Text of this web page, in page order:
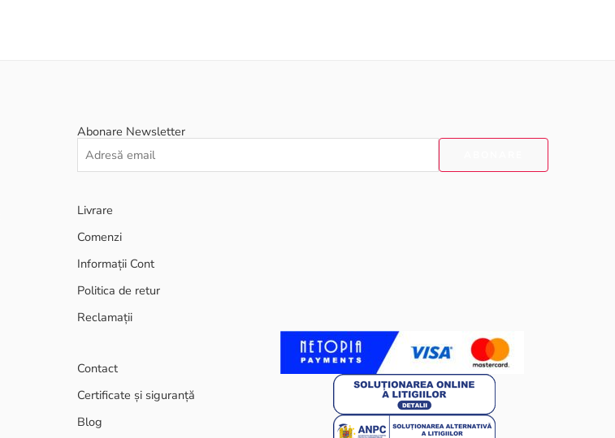
Abonare Newsletter
Livrare
Comenzi
Informații Cont
Politica de retur
Reclamații
Contact
Certificate și siguranță
Blog